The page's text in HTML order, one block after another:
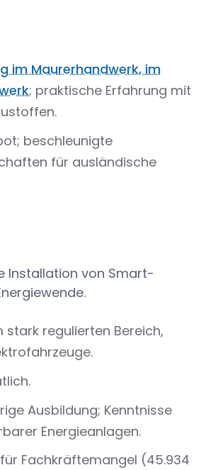
im Maurerhandwerk, im
; praktische Erfahrung mit
beschleunigte
für ausländische
Installation von Smart-
stark regulierten Bereich,
Ausbildung; Kenntnisse
Energieanlagen.
Fachkräftemangel (45.934